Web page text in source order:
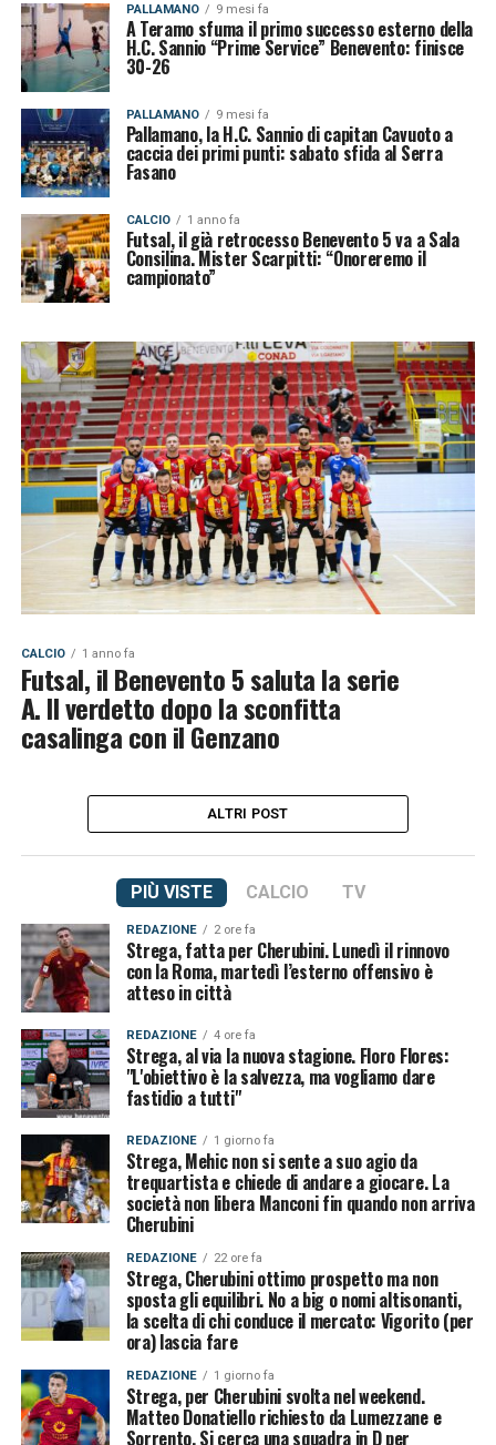
PALLAMANO 9 mesi fa
A Teramo sfuma il primo successo esterno della
H.C. Sannio “Prime Service” Benevento: finisce
30-26
PALLAMANO 9 mesi fa
Pallamano, la H.C. Sannio di capitan Cavuoto a
caccia dei primi punti: sabato sfida al Serra
Fasano
CALCIO 1 anno fa
Futsal, il già retrocesso Benevento 5 va a Sala
Consilina. Mister Scarpitti: “Onoreremo il
campionato”
CALCIO 1 anno fa
Futsal, il Benevento 5 saluta la serie
A. Il verdetto dopo la sconfitta
casalinga con il Genzano
ALTRI POST
PIÙ VISTE CALCIO TV
REDAZIONE 2 ore fa
Strega, fatta per Cherubini. Lunedì il rinnovo
con la Roma, martedì l’esterno offensivo è
atteso in città
REDAZIONE 4 ore fa
Strega, al via la nuova stagione. Floro Flores:
"L'obiettivo è la salvezza, ma vogliamo dare
fastidio a tutti"
REDAZIONE 1 giorno fa
Strega, Mehic non si sente a suo agio da
trequartista e chiede di andare a giocare. La
società non libera Manconi fin quando non arriva
Cherubini
REDAZIONE 22 ore fa
Strega, Cherubini ottimo prospetto ma non
sposta gli equilibri. No a big o nomi altisonanti,
la scelta di chi conduce il mercato: Vigorito (per
ora) lascia fare
REDAZIONE 1 giorno fa
Strega, per Cherubini svolta nel weekend.
Matteo Donatiello richiesto da Lumezzane e
Sorrento. Si cerca una squadra in D per